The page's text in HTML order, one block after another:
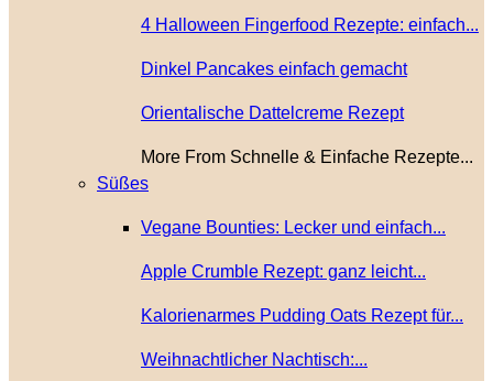
4 Halloween Fingerfood Rezepte: einfach...
Dinkel Pancakes einfach gemacht
Orientalische Dattelcreme Rezept
More From Schnelle & Einfache Rezepte...
Süßes
Vegane Bounties: Lecker und einfach...
Apple Crumble Rezept: ganz leicht...
Kalorienarmes Pudding Oats Rezept für...
Weihnachtlicher Nachtisch:...